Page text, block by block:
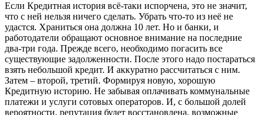
Если Кредитная история всё-таки испорчена, это не значит,
что с ней нельзя ничего сделать. Убрать что-то из неё не
удастся. Храниться она должна 10 лет. Но и банки, и
работодатели обращают основное внимание на последние
два-три года. Прежде всего, необходимо погасить все
существующие задолженности. После этого надо постараться
взять небольшой кредит. И аккуратно рассчитаться с ним.
Затем – второй, третий. Формируя новую, хорошую
Кредитную историю. Не забывая оплачивать коммунальные
платежи и услуги сотовых операторов. И, с большой долей
вероятности, репутация будет восстановлена, возможные